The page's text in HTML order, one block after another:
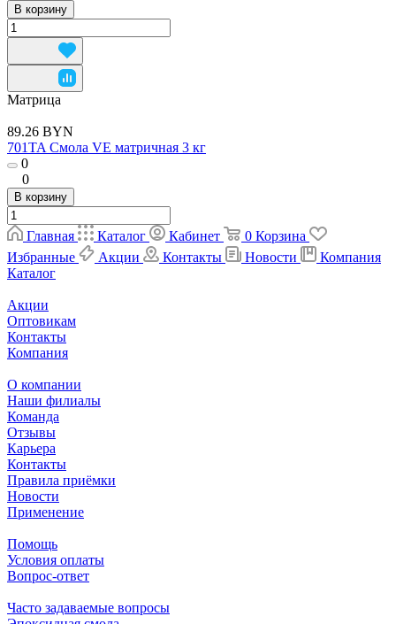
В корзину
Матрица
89.26 BYN
701TA Смола VE матричная 3 кг
0
0
В корзину
Главная Каталог Кабинет 0 Корзина
Избранные
Акции Контакты Новости
Компания
Каталог
Акции
Оптовикам
Контакты
Компания
О компании
Наши филиалы
Команда
Отзывы
Карьера
Контакты
Правила приёмки
Новости
Применение
Помощь
Условия оплаты
Вопрос-ответ
Часто задаваемые вопросы